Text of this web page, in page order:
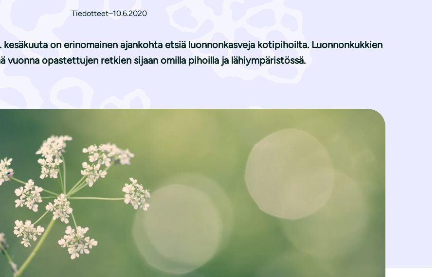
Tiedotteet–10.6.2020
kesäkuuta on erinomainen ajankohta etsiä luonnonkasveja kotipihoilta. Luonnonkukkien
vuonna opastettujen retkien sijaan omilla pihoilla ja lähiympäristössä.